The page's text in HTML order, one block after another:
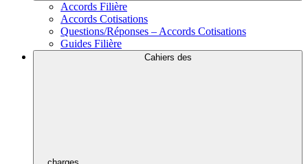
Accords Filière
Accords Cotisations
Questions/Réponses – Accords Cotisations
Guides Filière
Cahiers des